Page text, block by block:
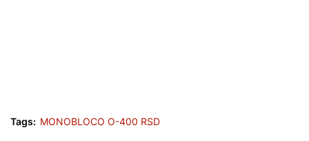
Tags: MONOBLOCO O-400 RSD